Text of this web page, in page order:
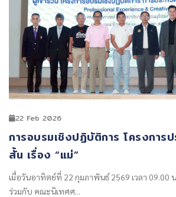
22 Feb 2026
การอบรมเชิงปฏิบัติการ โครงการ
สั้น เรื่อง “แม่”
เมื่อวันอาทิตย์ที่ 22 กุมภาพันธ์ 2569 เวลา
ร่วมกับ คณะนิเทศศ...